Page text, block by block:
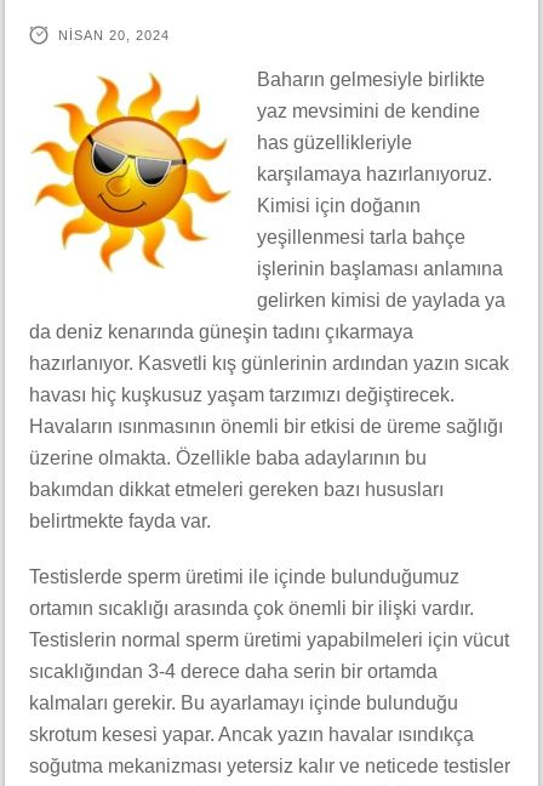
NISAN 20, 2024
Baharın gelmesiyle birlikte
yaz mevsimini de kendine
has güzellikleriyle
karşılamaya hazırlanıyoruz.
Kimisi için doğanın
yeşillenmesi tarla bahçe
işlerinin başlaması anlamına
gelirken kimisi de yaylada ya
da deniz kenarında güneşin tadını çıkarmaya
hazırlanıyor. Kasvetli kış günlerinin ardından yazın sıcak
havası hiç kuşkusuz yaşam tarzımızı değiştirecek.
Havaların ısınmasının önemli bir etkisi de üreme sağlığı
üzerine olmakta. Özellikle baba adaylarının bu
bakımdan dikkat etmeleri gereken bazı hususları
belirtmekte fayda var.
Testislerde sperm üretimi ile içinde bulunduğumuz
ortamın sıcaklığı arasında çok önemli bir ilişki vardır.
Testislerin normal sperm üretimi yapabilmeleri için vücut
sıcaklığından 3-4 derece daha serin bir ortamda
kalmaları gerekir. Bu ayarlamayı içinde bulunduğu
skrotum kesesi yapar. Ancak yazın havalar ısındıkça
soğutma mekanizması yetersiz kalır ve neticede testisler